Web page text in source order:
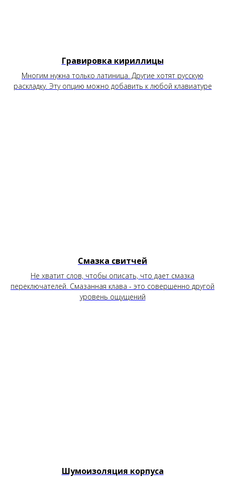
Грaвировка кириллицы
Многим нужна только латиница. Другие хотят русскую
раскладку. Эту опцию можно добавить к любой клавиатуре
Смазка свитчей
Не хватит слов, чтобы описать, что дает смазка
переключателей. Смазанная клава - это совершенно другой
уровень ощущений
Шумоизоляция корпуса